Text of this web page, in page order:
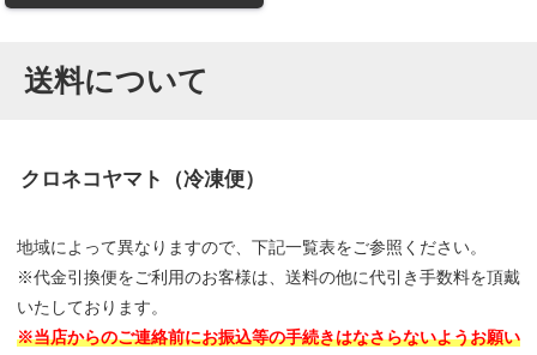
送料について
クロネコヤマト（冷凍便）
地域によって異なりますので、下記一覧表をご参照ください。
※代金引換便をご利用のお客様は、送料の他に代引き手数料を頂戴
いたしております。
※当店からのご連絡前にお振込等の手続きはなさらないようお願い